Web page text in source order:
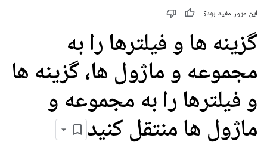
این مرور مفید بود؟
گزینه ها و فیلترها را به
مجموعه و ماژول ها، گزینه ها
و فیلترها را به مجموعه و
ماژول ها منتقل کنید